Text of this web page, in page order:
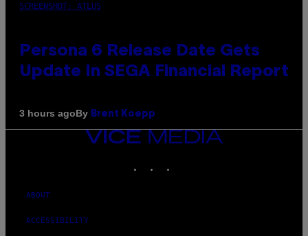
SCREENSHOT: ATLUS
Persona 6 Release Date Gets
Update In SEGA Financial Report
3 hours agoBy Brent Koepp
VICE
MEDIA
ABOUT
ACCESSIBILITY